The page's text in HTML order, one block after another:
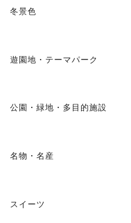
冬景色
遊園地・テーマパーク
公園・緑地・多目的施設
名物・名産
スイーツ